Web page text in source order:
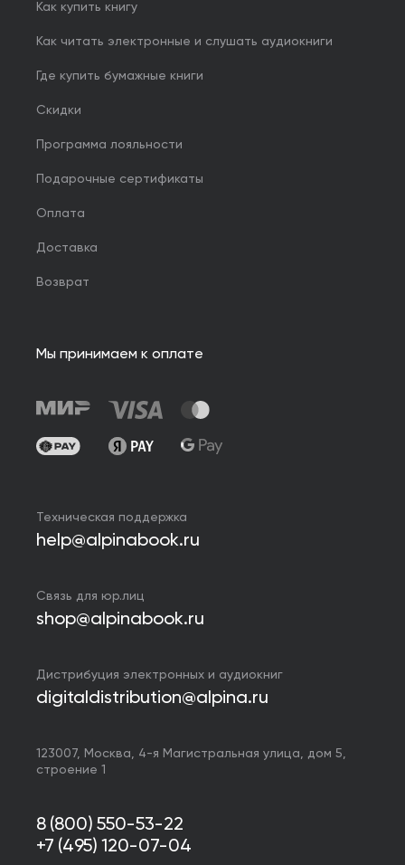
Как купить книгу
Как читать электронные и слушать аудиокниги
Где купить бумажные книги
Скидки
Программа лояльности
Подарочные сертификаты
Оплата
Доставка
Возврат
Мы принимаем к оплате
Техническая поддержка
help@alpinabook.ru
Связь для юр.лиц
shop@alpinabook.ru
Дистрибуция электронных и аудиокниг
digitaldistribution@alpina.ru
123007, Москва, 4-я Магистральная улица, дом 5,
строение 1
8 (800) 550-53-22
+7 (495) 120-07-04